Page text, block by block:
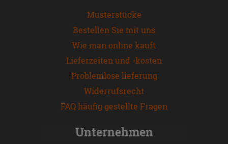
Musterstücke
Bestellen Sie mit uns
Wie man online kauft
Lieferzeiten und -kosten
Problemlose lieferung
Widerrufsrecht
FAQ häufig gestellte Fragen
Unternehmen